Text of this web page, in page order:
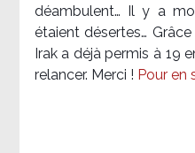
déambulent… Il y a
étaient désertes…
Irak a déjà permis à 19
relancer. Merci ! Pour en